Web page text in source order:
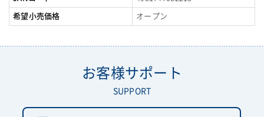
希望小売価格 オープン
お客様サポート
SUPPORT